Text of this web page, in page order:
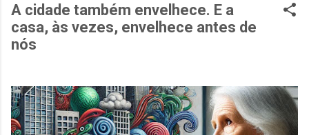
A cidade também envelhece. E a
casa, às vezes, envelhece antes de
nós